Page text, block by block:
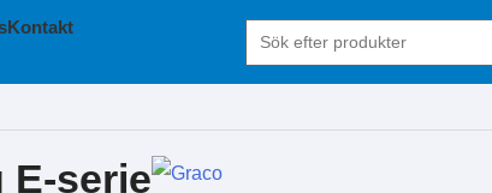
Kontakt
E-serie